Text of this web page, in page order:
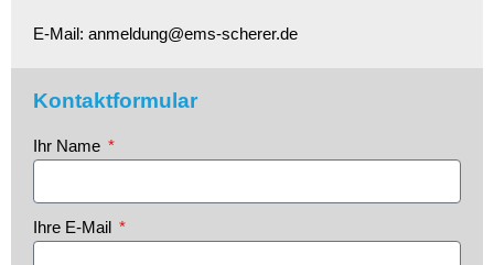
E-Mail: anmeldung@ems-scherer.de
Kontaktformular
Ihr Name
Ihre E-Mail